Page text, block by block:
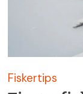
Fiskertips